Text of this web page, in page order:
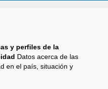
y perfiles de la
Datos acerca de las
en el país, situación y